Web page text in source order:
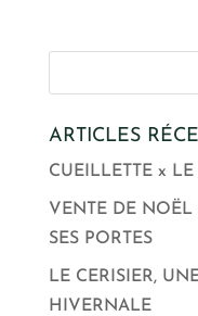
ARTICLES
CUEILLETTE x
VENTE DE NOËL
SES PORTES
LE CERISIER,
HIVERNALE